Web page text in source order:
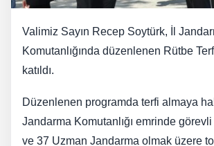
Valimiz Sayın Recep Soytürk, İl
Komutanlığında düzenlenen Rütbe
katıldı.
Düzenlenen programda terfi almaya
Jandarma Komutanlığı emrinde
ve 37 Uzman Jandarma olmak üzere